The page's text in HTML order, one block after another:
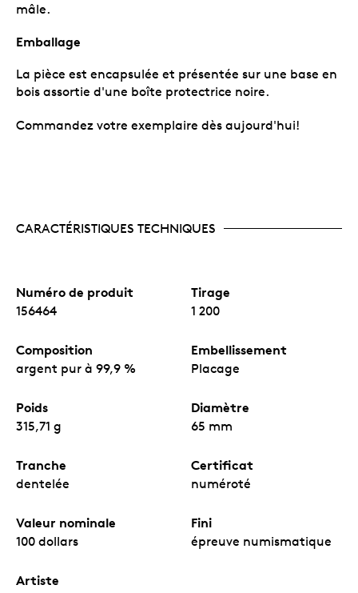
mâle.
Emballage
La pièce est encapsulée et présentée sur une base en
bois assortie d'une boîte protectrice noire.
Commandez votre exemplaire dès aujourd'hui!
CARACTÉRISTIQUES TECHNIQUES
Numéro de produit
156464
Tirage
1 200
Composition
argent pur à 99,9 %
Embellissement
Placage
Poids
315,71 g
Diamètre
65 mm
Tranche
dentelée
Certificat
numéroté
Valeur nominale
100 dollars
Fini
épreuve numismatique
Artiste